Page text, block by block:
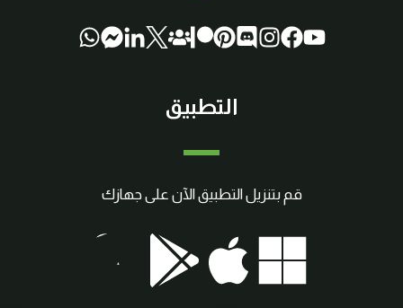
التطبيق
قم بتنزيل التطبيق الآن على جهازك